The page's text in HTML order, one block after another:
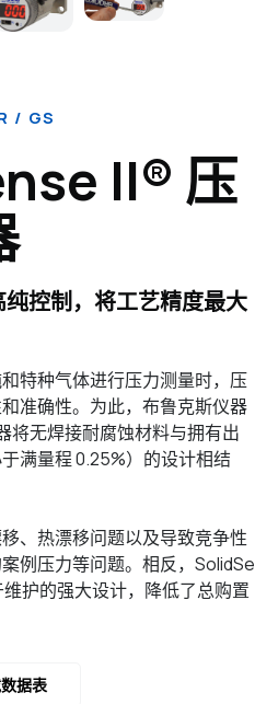
/ GS
II® 压
控制，将工艺精度最大
特种气体进行压力测量时，压
准确性。为此，布鲁克斯仪器
将无焊接耐腐蚀材料与拥有出
满量程 0.25%）的设计相结
、热漂移问题以及导致竞争性
例压力等问题。相反，SolidSe
护的强大设计，降低了总购置
据表